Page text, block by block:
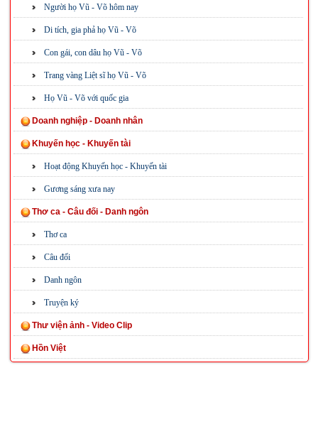
Người họ Vũ - Võ hôm nay
Di tích, gia phả họ Vũ - Võ
Con gái, con dâu họ Vũ - Võ
Trang vàng Liệt sĩ họ Vũ - Võ
Họ Vũ - Võ với quốc gia
Doanh nghiệp - Doanh nhân
Khuyến học - Khuyến tài
Hoạt động Khuyến học - Khuyến tài
Gương sáng xưa nay
Thơ ca - Câu đối - Danh ngôn
Thơ ca
Câu đối
Danh ngôn
Truyện ký
Thư viện ảnh - Video Clip
Hồn Việt